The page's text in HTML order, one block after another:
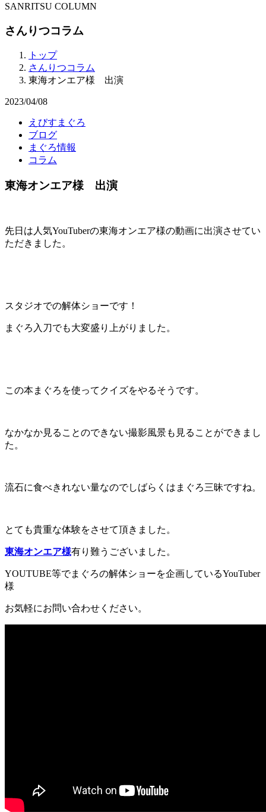
SANRITSU COLUMN
さんりつコラム
トップ
さんりつコラム
東海オンエア様 出演
2023/04/08
えびすまぐろ
ブログ
まぐろ情報
コラム
東海オンエア様 出演
先日は人気YouTuberの東海オンエア様の動画に出演させてい
ただきました。
スタジオでの解体ショーです！
まぐろ入刀でも大変盛り上がりました。
この本まぐろを使ってクイズをやるそうです。
なかなか見ることのできない撮影風景も見ることができまし
た。
流石に食べきれない量なのでしばらくはまぐろ三昧ですね。
とても貴重な体験をさせて頂きました。
東海オンエア様有り難うございました。
YOUTUBE等でまぐろの解体ショーを企画しているYouTuber
様
お気軽にお問い合わせください。